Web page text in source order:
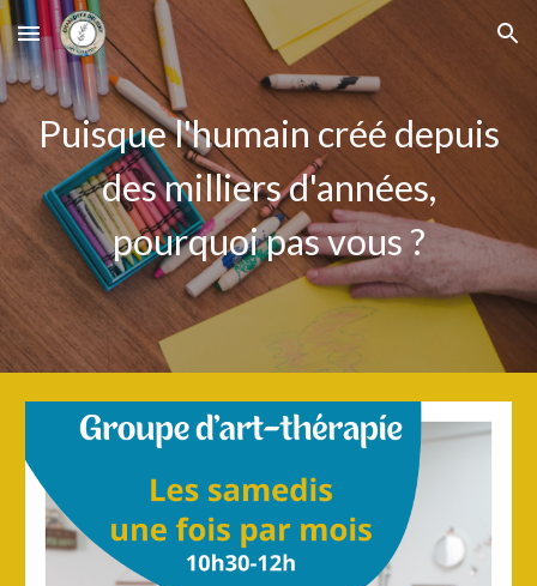
Skip to main content Skip to navigation
Puisque l'humain créé depuis
des milliers d'années,
pourquoi pas vous ?